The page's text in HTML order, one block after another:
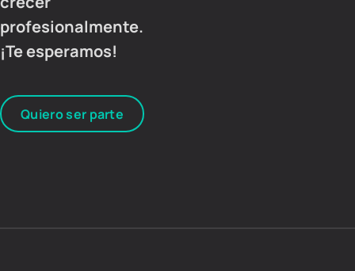
profesionalmente.
¡Te esperamos!
Quiero ser parte